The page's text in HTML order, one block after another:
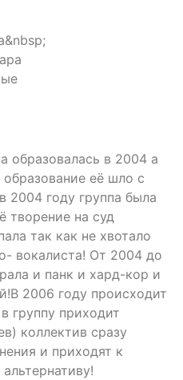
образовалась в 2004 а
образование её шло с
2004 году группа была
творение на суд
так как не хвотало
вокалиста! От 2004 до
и панк и хард-кор и
2006 году происходит
группу приходит
коллектив сразу
и приходят к